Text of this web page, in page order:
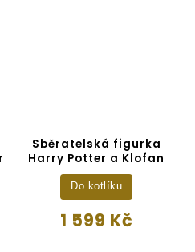
Sběratelská figurka
Harry Potter a Klofan
1 599 Kč
Do kotlíku